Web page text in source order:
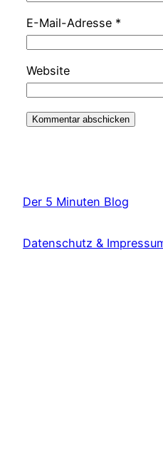
E-Mail-Adresse *
Website
Der 5 Minuten Blog
Datenschutz &